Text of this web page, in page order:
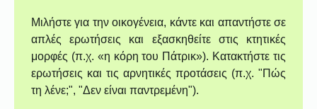
Μιλήστε για την οικογένεια, κάντε και απαντήστε σε
απλές ερωτήσεις και εξασκηθείτε στις κτητικές
μορφές (π.χ. «η κόρη του Πάτρικ»). Κατακτήστε τις
ερωτήσεις και τις αρνητικές προτάσεις (π.χ. "Πώς
τη λένε;", "Δεν είναι παντρεμένη").